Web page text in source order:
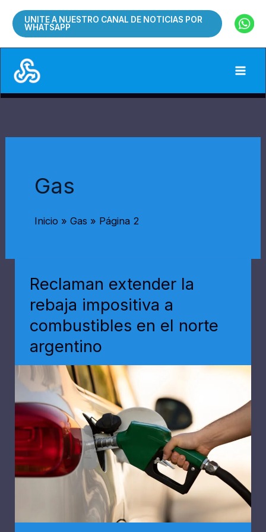
UNITE A NUESTRO CANAL DE NOTICIAS POR
WHATSAPP
Gas
Inicio Gas Página 2
Reclaman extender la
rebaja impositiva a
combustibles en el norte
argentino